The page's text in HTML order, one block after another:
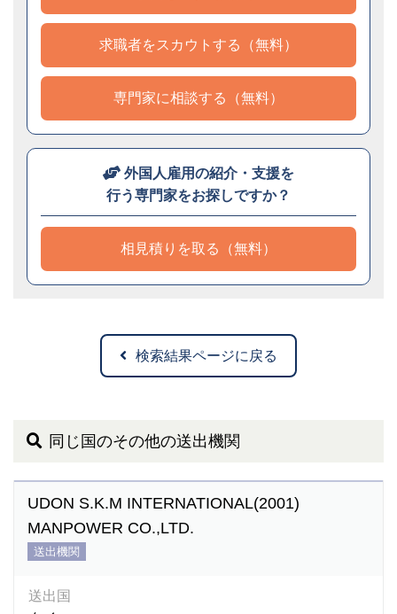
求職者をスカウトする（無料）
専門家に相談する（無料）
外国人雇用の紹介・支援を
行う専門家をお探しですか？
相見積りを取る（無料）
検索結果ページに戻る
同じ国のその他の送出機関
UDON S.K.M INTERNATIONAL(2001)
MANPOWER CO.,LTD.
送出機関
送出国